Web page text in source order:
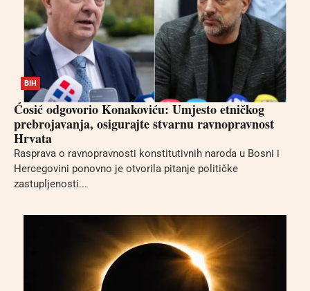
BIH
Ćosić odgovorio Konakoviću: Umjesto etničkog
prebrojavanja, osigurajte stvarnu ravnopravnost
Hrvata
Rasprava o ravnopravnosti konstitutivnih naroda u Bosni i
Hercegovini ponovno je otvorila pitanje političke
zastupljenosti...